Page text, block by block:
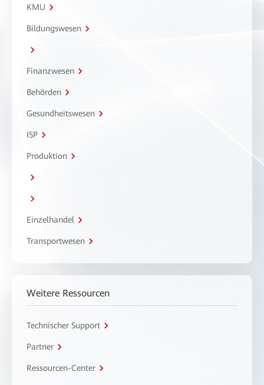
KMU
Bildungswesen
Finanzwesen
Behörden
Gesundheitswesen
ISP
Produktion
Einzelhandel
Transportwesen
Weitere Ressourcen
Technischer Support
Partner
Ressourcen-Center